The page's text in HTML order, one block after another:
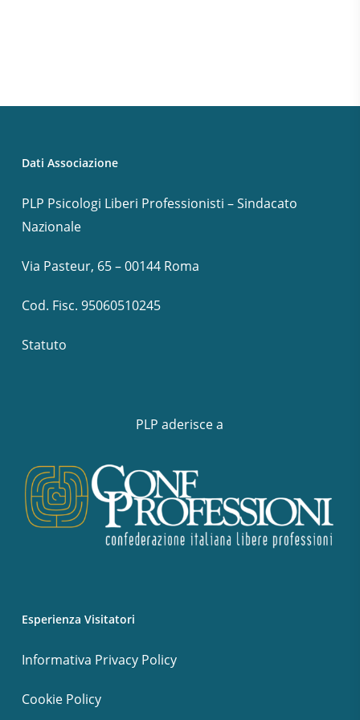
Dati Associazione
PLP Psicologi Liberi Professionisti – Sindacato
Nazionale
Via Pasteur, 65 – 00144 Roma
Cod. Fisc. 95060510245
Statuto
PLP aderisce a
Esperienza Visitatori
Informativa Privacy Policy
Cookie Policy